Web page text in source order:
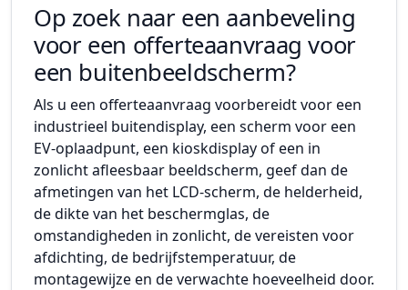
Op zoek naar een aanbeveling
voor een offerteaanvraag voor
een buitenbeeldscherm?
Als u een offerteaanvraag voorbereidt voor een
industrieel buitendisplay, een scherm voor een
EV-oplaadpunt, een kioskdisplay of een in
zonlicht afleesbaar beeldscherm, geef dan de
afmetingen van het LCD-scherm, de helderheid,
de dikte van het beschermglas, de
omstandigheden in zonlicht, de vereisten voor
afdichting, de bedrijfstemperatuur, de
montagewijze en de verwachte hoeveelheid door.